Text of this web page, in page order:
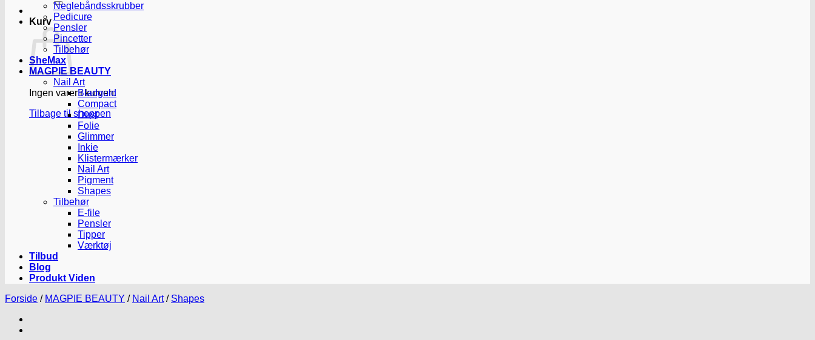
Kurv
Ingen varer i kurven.
Tilbage til shoppen
Neglebåndsskrubber
Pedicure
Pensler
Pincetter
Tilbehør
SheMax
MAGPIE BEAUTY
Nail Art
Bladguld
Compact
Dust
Folie
Glimmer
Inkie
Klistermærker
Nail Art
Pigment
Shapes
Tilbehør
E-file
Pensler
Tipper
Værktøj
Tilbud
Blog
Produkt Viden
Forside / MAGPIE BEAUTY / Nail Art / Shapes